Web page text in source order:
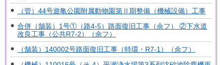
（管）44号遊亀公園附属動物園第Ⅱ期整備（機械設備）工事
合併（舗装）1号①（路4-5）路面復旧工事（余フ） ②下水道
改良工事（公共R7-2）（余フ）
（舗装）140002号路面復旧工事（特環・R7-1）（余フ）